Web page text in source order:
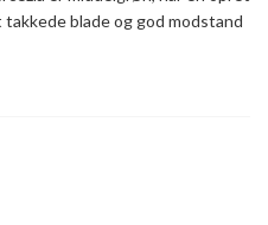
blade og god modstand